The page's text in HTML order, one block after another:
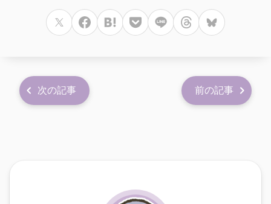
次の記事 前の記事